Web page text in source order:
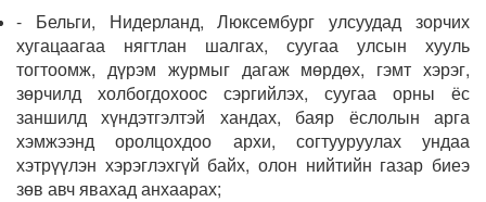
- Бельги, Нидерланд, Люксембург улсуудад зорчих
хугацаагаа нягтлан шалгах, суугаа улсын хууль
тогтоомж, дүрэм журмыг дагаж мөрдөх, гэмт хэрэг,
зөрчилд холбогдохооc сэргийлэх, суугаа орны ёс
заншилд хүндэтгэлтэй хандах, баяр ёслолын арга
хэмжээнд оролцохдоо архи, согтууруулах ундаа
хэтрүүлэн хэрэглэхгүй байх, олон нийтийн газар биеэ
зөв авч явахад анхаарах;